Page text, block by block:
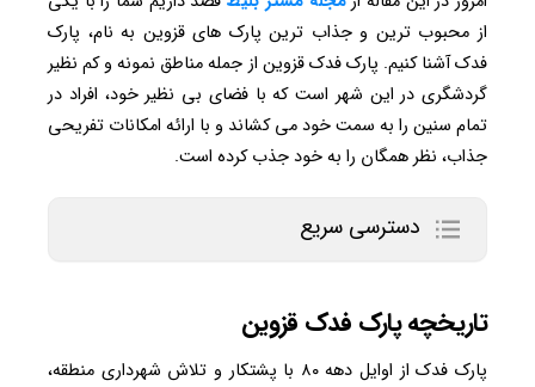
از محبوب ترین و جذاب ترین پارک های قزوین به نام، پارک
فدک آشنا کنیم. پارک فدک قزوین از جمله مناطق نمونه و کم نظیر
گردشگری در این شهر است که با فضای بی نظیر خود، افراد در
تمام سنین را به سمت خود می کشاند و با ارائه امکانات تفریحی
جذاب، نظر همگان را به خود جذب کرده است.
دسترسی سریع
تاریخچه پارک فدک قزوین
پارک فدک از اوایل دهه ۸۰ با پشتکار و تلاش شهرداری منطقه،